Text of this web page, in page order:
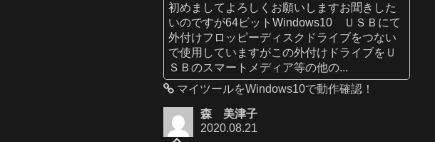
初めましてよろしくお願いしますお聞きした
いのですが64ビットWindows10 ＵＳＢにて
外付けフロッピーディスクドライブをつない
で使用していますがこの外付けドライブをＵ
ＳＢのスマートメディア等の他の...
マイツールをWindows10で動作確認！
森 美津子
2020.08.21